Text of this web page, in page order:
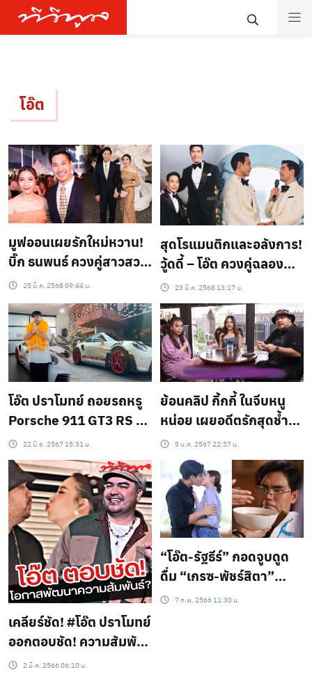
โอ๊ต
มูฟออนเผยรักใหม่หวาน!
บิ๊ก ธนพนธ์ ควงคู่สาวสวย
ร่วมงานวิวาห์ วู้ดดี้-โอ๊ต
เพื่อนคนบันเทิงแห่แซว
25 มี.ค. 2568 09:44 น.
สุดโรแมนติกและอลังการ!
วู้ดดี้ – โอ๊ต ควงคู่ฉลอง
สมรส23 มี.ค. 2568 13:17 น.
โอ๊ต ปราโมทย์ ถอยรถหรู
Porsche 911 GT3 RS รุ่น
ใหม่ล่าสุด แฟนๆ แห่แซว
สมฐานะผู้บริหาร “โคตร
คูล”
22 มิ.ย. 2567 15:31 น.
ย้อนคลิป กิ้กกี้ ในจีบหนู
หน่อย เผยอดีตรักสุดช้ำ
หลังเลิกกับนักร้องดัง ใคร
คือมือที่สามกันแน่?
5 ม.ค. 2567 22:57 น.
เคลียร์ชัด! #โอ๊ต ปราโมทย์
ออกตอบชัด! ความสัมพันธ์
‘ซานิ’ใช่ไหม? (ชมคลิป)
2 มี.ค. 2566 06:10 น.
“โอ๊ต-รัฐธีร์” กอดจูบดูด
ดื่ม “เกรซ-พัชร์สิตา”
สารภาพรักแม่ค้า
7 ก.พ. 2566 11:30 น.